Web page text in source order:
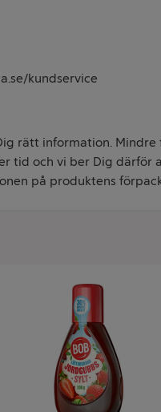
kundservice
rätt information. Mindre
tid och vi ber Dig därför
på produktens